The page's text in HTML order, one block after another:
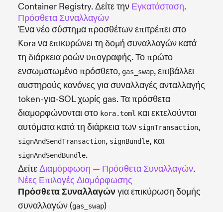
Container Registry. Δείτε την Εγκατάσταση.
Πρόσθετα Συναλλαγών
Ένα νέο σύστημα προσθέτων επιτρέπει στο
Kora να επικυρώνει τη δομή συναλλαγών κατά
τη διάρκεια ροών υπογραφής. Το πρώτο
ενσωματωμένο πρόσθετο, gas_swap, επιβάλλει
αυστηρούς κανόνες για συναλλαγές ανταλλαγής
token-για-SOL χωρίς gas. Τα πρόσθετα
διαμορφώνονται στο kora.toml και εκτελούνται
αυτόματα κατά τη διάρκεια των signTransaction,
signAndSendTransaction, signBundle, και
signAndSendBundle.
ΔείτεΔιαμόρφωση — Πρόσθετα Συναλλαγών.
Νέες Επιλογές Διαμόρφωσης
Πρόσθετα Συναλλαγώνγια επικύρωση δομής
συναλλαγών (gas_swap)